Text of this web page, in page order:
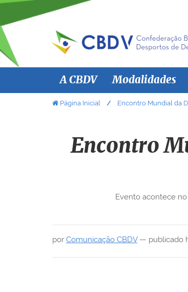
A CBDV Modalidades
V Página Inicial Encontro Mundial da
Encontro
por Comunicação CBDV— publicado
Evento acontece